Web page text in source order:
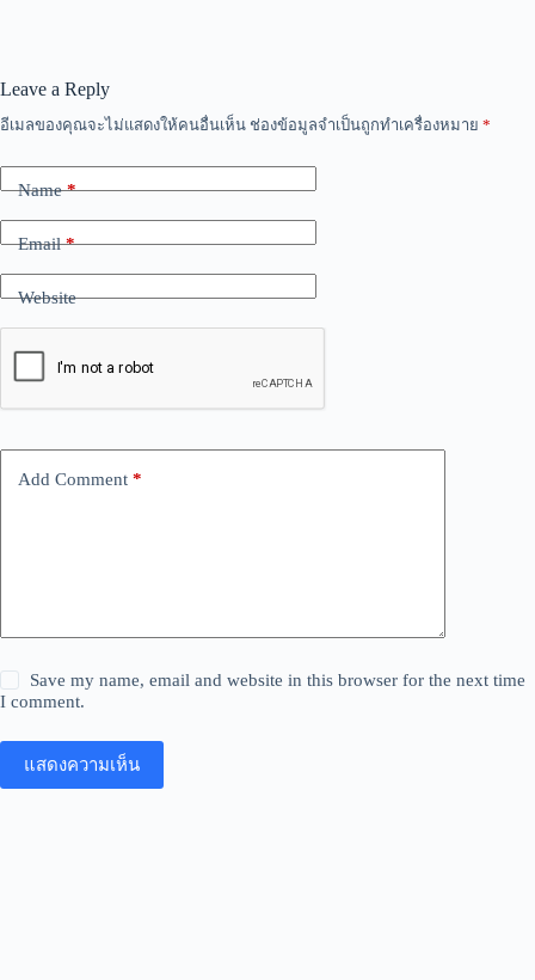
Leave a Reply
อีเมลของคุณจะไม่แสดงให้คนอื่นเห็น ช่องข้อมูลจำเป็นถูกทำเครื่องหมาย *
Name*
Email*
Website
Add Comment *
Save my name, email and website in this browser for the next time
I comment.
แสดงความเห็น